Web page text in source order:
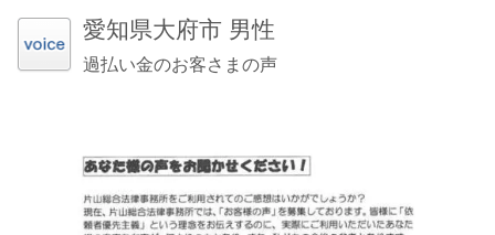
愛知県大府市 男性
過払い金のお客さまの声